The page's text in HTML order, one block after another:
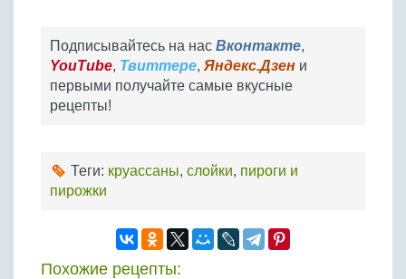
Подписывайтесь на нас Вконтакте,
YouTube, Твиттере, Яндекс.Дзен и
первыми получайте самые вкусные
рецепты!
Теги: круассаны, слойки, пироги и
пирожки
Похожие рецепты: